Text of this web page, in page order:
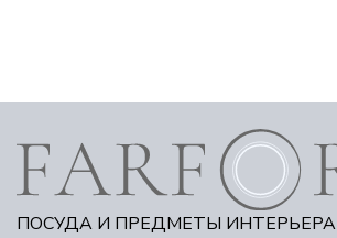
ПОСУДА И ПРЕДМЕТЫ ИНТЕРЬЕРА